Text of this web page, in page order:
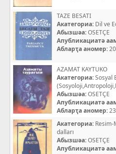
TAZE BESATI
Акатегориа: Dil ve
Абызшәа:OSETÇE
Апубликациатә
Абларҭа аномер:20
AZAMAT KAYTUKO
Акатегориа:Sosyal
Абызшәа:OSETÇE
Апубликациатә
Абларҭа аномер:23
Акатегориа:
dalları
Абызшәа:OSETÇE
Апубликациатә